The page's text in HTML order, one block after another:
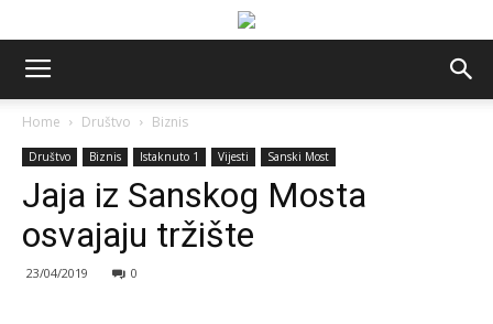
Home Društvo Biznis
Društvo Biznis Istaknuto 1 Vijesti Sanski Most
Jaja iz Sanskog Mosta
osvajaju tržište
23/04/2019 0